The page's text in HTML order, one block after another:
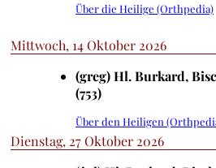
Über die Heilige (Orthpedia)
Mittwoch, 14 Oktober 2026
(greg) Hl. Burkard,
(753)
Über den Heiligen
Dienstag, 27 Oktober 2026